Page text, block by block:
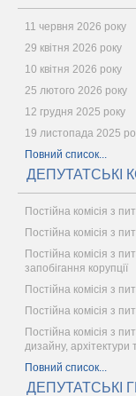
11 червня 2026 року
29 квітня 2026 року
10 квітня 2026 року
25 лютого 2026 року
12 грудня 2025 року
19 листопада 2025
Повний список...
ДЕПУТАТСЬКІ
Постійна комісія з
Постійна комісія з
Постійна комісія з
запобігання корупції
Постійна комісія з
Постійна комісія з
Постійна комісія з
дизайну,
Повний список...
ДЕПУТАТСЬКІ